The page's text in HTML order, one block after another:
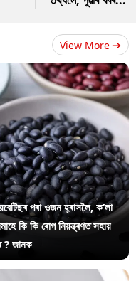
View More
পৰা ওজন হ্ৰাসলৈ, ক’লা
কি কি ৰোগ নিয়ন্ত্ৰণত সহায়
? জানক